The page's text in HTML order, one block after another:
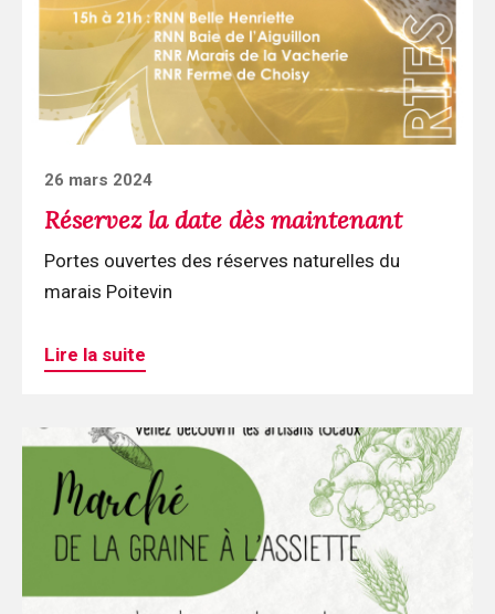
date
dès
maintenant
Posted
on
26 mars 2024
Réservez la date dès maintenant
Portes ouvertes des réserves naturelles du
marais Poitevin
Lire la suite
Continuer
lecture
Marché
Rives